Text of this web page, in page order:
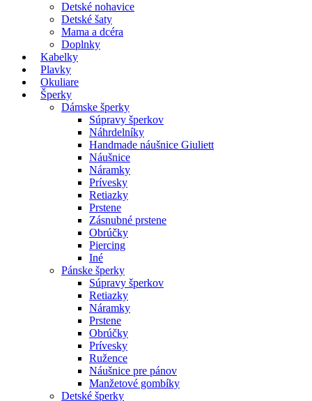
Detské nohavice
Detské šaty
Mama a dcéra
Doplnky
Kabelky
Plavky
Okuliare
Šperky
Dámske šperky
Súpravy šperkov
Náhrdelníky
Handmade náušnice Giuliett
Náušnice
Náramky
Prívesky
Retiazky
Prstene
Zásnubné prstene
Obrúčky
Piercing
Iné
Pánske šperky
Súpravy šperkov
Retiazky
Náramky
Prstene
Obrúčky
Prívesky
Ružence
Náušnice pre pánov
Manžetové gombíky
Detské šperky